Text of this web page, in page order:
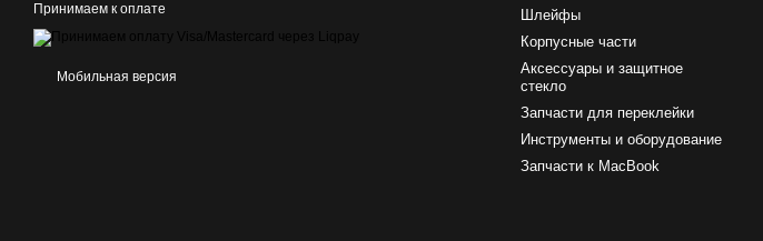
Принимаем к оплате
Мобильная версия
Шлейфы
Корпусные части
Аксессуары и защитное
стекло
Запчасти для переклейки
Инструменты и оборудование
Запчасти к MacBook